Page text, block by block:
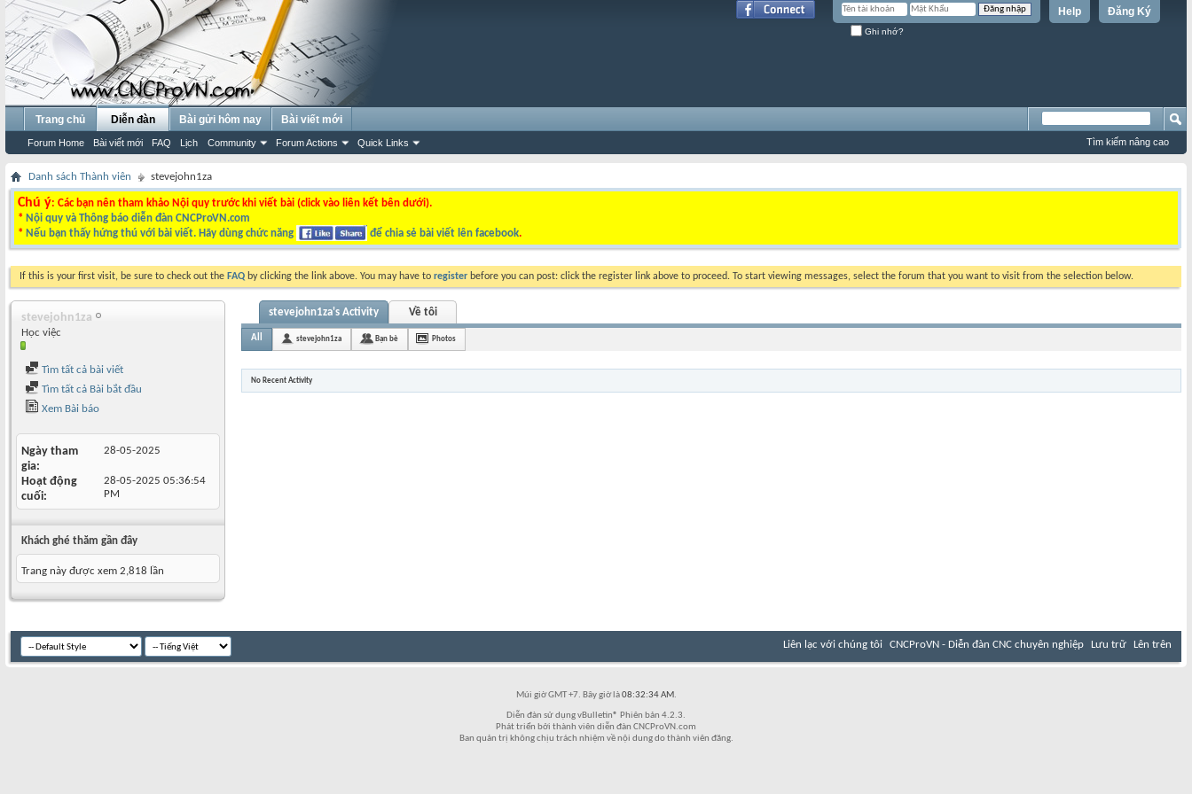
Đăng Ký
Help
Ghi nhớ?
Trang chủ Diễn đàn
Forum Home Bài viết mới FAQ Lịch Community Forum Actions Quick Links
Bài gửi hôm nay Bài viết mới
Tìm kiếm nâng cao
Danh sách Thành viên stevejohn1za
Chú ý: Các bạn nên tham khảo Nội quy trước khi viết bài (click vào liên kết bên dưới).
* Nội quy và Thông báo diễn đàn CNCProVN.com
* Nếu bạn thấy hứng thú với bài viết. Hãy dùng chức năng để chia sẻ bài viết lên facebook.
If this is your first visit, be sure to check out the FAQ by clicking the link above. You may have to register before you can post: click the register link above to proceed. To start viewing messages, select the forum that you want to visit from the selection below.
stevejohn1za
Học việc
Tìm tất cả bài viết
Tìm tất cả Bài bắt đầu
Xem Bài báo
Ngày tham
gia
28-05-2025
Hoạt động
cuối
28-05-2025 05:36:54
PM
Khách ghé thăm gần đây
Trang này được xem 2,818 lần
stevejohn1za's Activity Về tôi
All stevejohn1za Bạn bè Photos
No Recent Activity
Liên lạc với chúng tôi CNCProVN - Diễn đàn CNC chuyên nghiệp Lưu trữ Lên trên
Múi giờ GMT +7. Bây giờ là08:32:34 AM.
Diễn đàn sử dụng vBulletin® Phiên bản 4.2.3.
Phát triển bởi thành viên diễn đàn CNCProVN.com
Ban quản trị không chịu trách nhiệm về nội dung do thành viên đăng.